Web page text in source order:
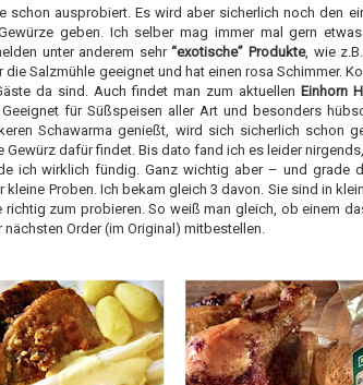
schon ausprobiert. Es wird aber sicherlich noch den
geben. Ich selber mag immer mal gern
unter anderem sehr“exotische” Produkte, wie
die Salzmühle geeignet und hat einen rosa Schimmer.
da sind. Auch findet man zum aktuellen Einhorn
für Süßspeisen aller Art und besonders
Schawarma genießt, wird sich sicherlich schon
Gewürz dafür findet. Bis dato fand ich es leider
ich wirklich fündig. Ganz wichtig aber – und grade
kleine Proben. Ich bekam gleich 3 davon. Sie sind in
zum probieren. So weiß man gleich, ob einem
nächsten Order (im Original) mitbestellen.